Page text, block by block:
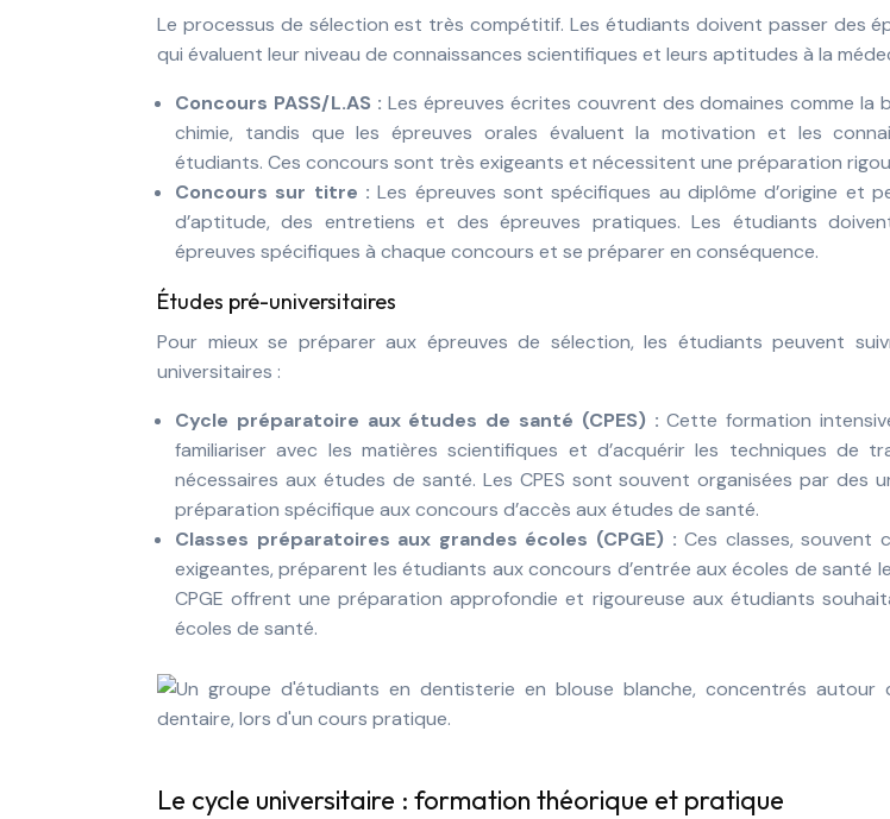
Le processus de sélection est très compétitif. Les étudiants doivent passer des
qui évaluent leur niveau de connaissances scientifiques et leurs aptitudes à la
Concours PASS/L.AS : Les épreuves écrites couvrent des domaines comme la
chimie, tandis que les épreuves orales évaluent la motivation et les
étudiants. Ces concours sont très exigeants et nécessitent une préparation
Concours sur titre :Les épreuves sont spécifiques au diplôme d’origine et
d’aptitude, des entretiens et des épreuves pratiques. Les étudiants
épreuves spécifiques à chaque concours et se préparer en conséquence.
Études pré-universitaires
Pour mieux se préparer aux épreuves de sélection, les étudiants peuvent
universitaires :
Cycle préparatoire aux études de santé (CPES) :Cette formation
familiariser avec les matières scientifiques et d’acquérir les techniques de
nécessaires aux études de santé. Les CPES sont souvent organisées par des
préparation spécifique aux concours d’accès aux études de santé.
Classes préparatoires aux grandes écoles (CPGE) :Ces classes, souvent
exigeantes, préparent les étudiants aux concours d’entrée aux écoles de santé
CPGE offrent une préparation approfondie et rigoureuse aux étudiants
écoles de santé.
Le cycle universitaire : formation théorique et pratique